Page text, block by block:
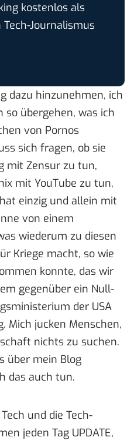
kostenlos als
Journalismus
dazu hinzunehmen, ich
übergehen, was ich
von Pornos
sich fragen, ob sie
mit Zensur zu tun,
mit YouTube zu tun,
einzig und allein mit
von einem
wiederum zu diesen
Kriege macht, so wie
konnte, das wir
gegenüber ein Null-
der USA
Mich jucken Menschen,
nichts zu suchen.
über mein Blog
das auch tun.
und die Tech-
jeden Tag UPDATE,